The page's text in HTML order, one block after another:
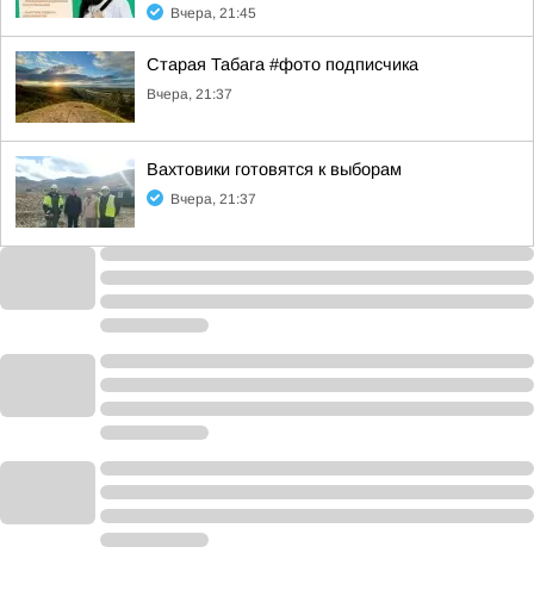
Вчера, 21:45
Старая Табага #фото подписчика
Вчера, 21:37
Вахтовики готовятся к выборам
Вчера, 21:37